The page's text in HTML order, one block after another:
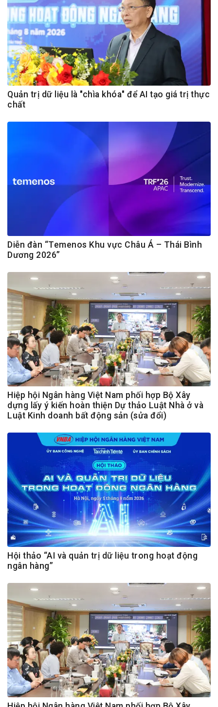
Quản trị dữ liệu là "chìa khóa" để AI tạo giá trị thực
chất
Diễn đàn “Temenos Khu vực Châu Á – Thái Bình
Dương 2026”
Hiệp hội Ngân hàng Việt Nam phối hợp Bộ Xây
dựng lấy ý kiến hoàn thiện Dự thảo Luật Nhà ở và
Luật Kinh doanh bất động sản (sửa đổi)
Hội thảo “AI và quản trị dữ liệu trong hoạt động
ngân hàng”